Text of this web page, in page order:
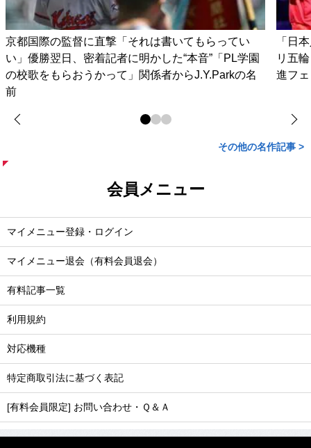
京都国際の監督に直撃「それは書いてもらってい
い」優勝翌日、密着記者に明かした“本音”「PL学園
の校歌をもらおうかって」関係者からJ.Y.Parkの名
前
「日
リ五
進フ
その他の名作記事 >
会員メニュー
マイメニュー登録・ログイン
マイメニュー退会（有料会員退会）
有料記事一覧
利用規約
対応機種
特定商取引法に基づく表記
[有料会員限定] お問い合わせ・Ｑ＆Ａ